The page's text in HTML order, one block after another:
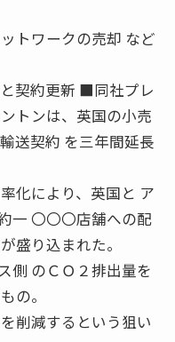
トワークの売却 など
契約更新 ■同社プレ
ンは、英国の小売
送契約 を三年間延長
化により、英国と ア
一 〇〇〇店舗への配
盛り込まれた。
側 のＣＯ２排出量を
の。
削減するという狙い